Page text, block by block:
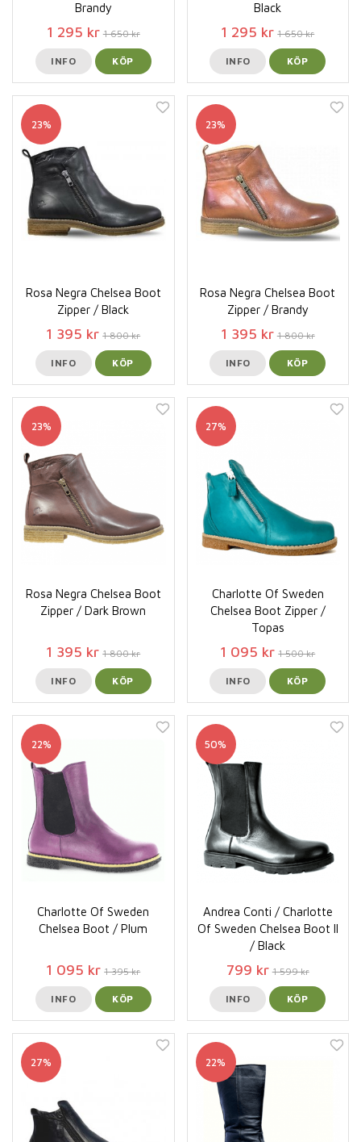
Brandy
1 295 kr 1 650 kr
INFO KÖP
Black
1 295 kr 1 650 kr
INFO KÖP
23%
Rosa Negra Chelsea Boot
Zipper / Black
1 395 kr 1 800 kr
INFO KÖP
23%
Rosa Negra Chelsea Boot
Zipper / Brandy
1 395 kr 1 800 kr
INFO KÖP
23%
Rosa Negra Chelsea Boot
Zipper / Dark Brown
1 395 kr 1 800 kr
INFO KÖP
27%
Charlotte Of Sweden
Chelsea Boot Zipper /
Topas
1 095 kr 1 500 kr
INFO KÖP
22%
Charlotte Of Sweden
Chelsea Boot / Plum
1 095 kr 1 395 kr
INFO KÖP
50%
Andrea Conti / Charlotte
Of Sweden Chelsea Boot ll
/ Black
799 kr 1 599 kr
INFO KÖP
27% 22%